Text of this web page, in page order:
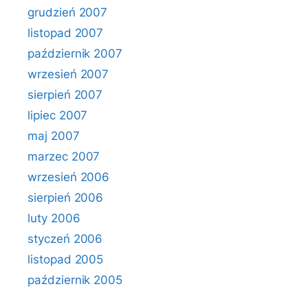
grudzień 2007
listopad 2007
październik 2007
wrzesień 2007
sierpień 2007
lipiec 2007
maj 2007
marzec 2007
wrzesień 2006
sierpień 2006
luty 2006
styczeń 2006
listopad 2005
październik 2005